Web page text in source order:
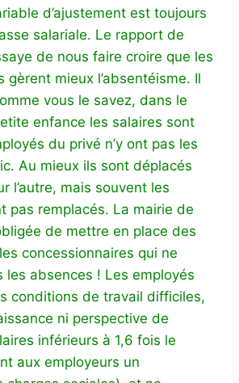
d’ajustement est toujours
salariale. Le rapport de
de nous faire croire que les
gèrent mieux l’absentéisme. Il
vous le savez, dans le
enfance les salaires sont
du privé n’y ont pas les
Au mieux ils sont déplacés
l’autre, mais souvent les
pas remplacés. La mairie de
de mettre en place des
concessionnaires qui ne
les absences ! Les employés
conditions de travail difficiles,
ni perspective de
inférieurs à 1,6 fois le
aux employeurs un